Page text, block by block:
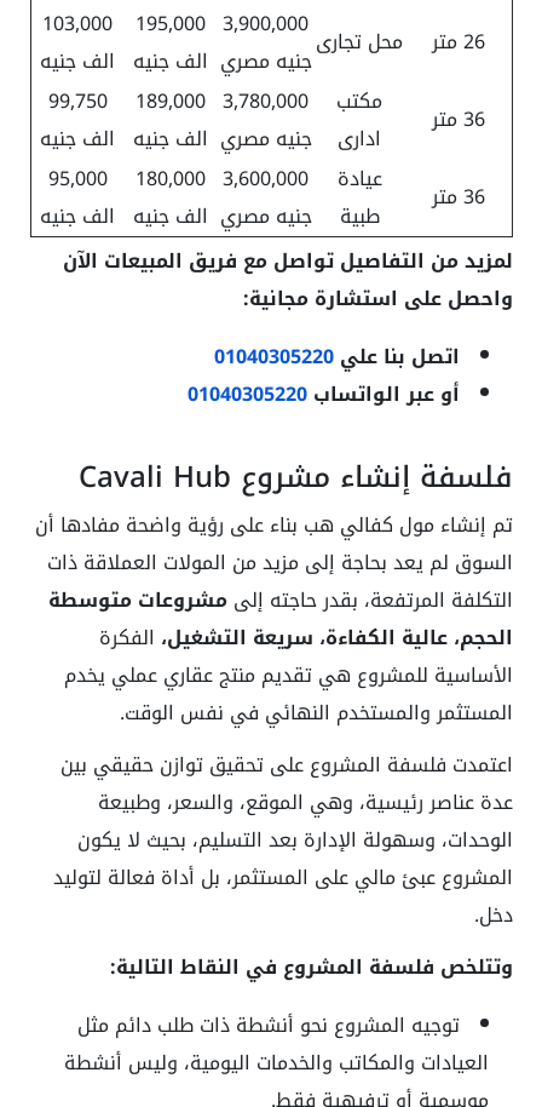
26 متر محل تجارى 3,900,000
جنيه مصري
195,000
الف جنيه
103,000
الف جنيه
36 متر
مكتب
ادارى
3,780,000
جنيه مصري
189,000
الف جنيه
99,750
الف جنيه
36 متر
عيادة
طبية
3,600,000
جنيه مصري
180,000
الف جنيه
95,000
الف جنيه
لمزيد من التفاصيل تواصل مع فريق المبيعات الآن
واحصل على استشارة مجانية:
اتصل بنا علي01040305220
أو عبر الواتساب01040305220
فلسفة إنشاء مشروع Cavali Hub
تم إنشاء مول كفالي هب بناء على رؤية واضحة مفادها أن
السوق لم يعد بحاجة إلى مزيد من المولات العملاقة ذات
التكلفة المرتفعة، بقدر حاجته إلىمشروعات متوسطة
الحجم، عالية الكفاءة، سريعة التشغيل، الفكرة
الأساسية للمشروع هي تقديم منتج عقاري عملي يخدم
المستثمر والمستخدم النهائي في نفس الوقت.
اعتمدت فلسفة المشروع على تحقيق توازن حقيقي بين
عدة عناصر رئيسية، وهي الموقع، والسعر، وطبيعة
الوحدات، وسهولة الإدارة بعد التسليم، بحيث لا يكون
المشروع عبئ مالي على المستثمر، بل أداة فعالة لتوليد
دخل.
وتتلخص فلسفة المشروع في النقاط التالية:
توجيه المشروع نحو أنشطة ذات طلب دائم مثل
العيادات والمكاتب والخدمات اليومية، وليس أنشطة